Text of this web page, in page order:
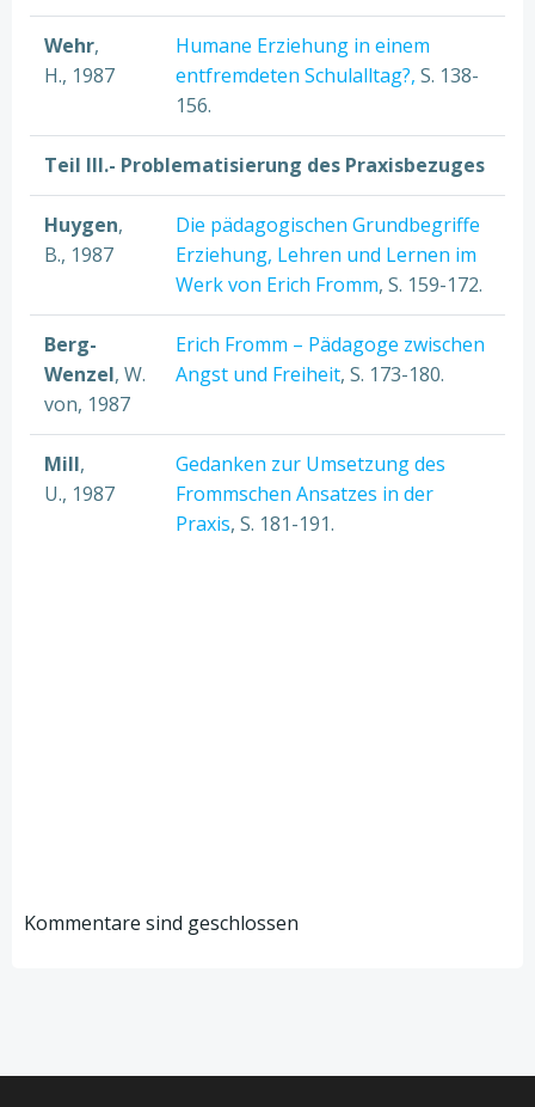
Wehr,
H., 1987
Humane Erziehung in einem
entfremdeten Schulalltag?, S. 138-
156.
Teil III.- Problematisierung des Praxisbezuges
Huygen,
B., 1987
Die pädagogischen Grundbegriffe
Erziehung, Lehren und Lernen im
Werk von Erich Fromm, S. 159-172.
Berg-
Wenzel, W.
von, 1987
Erich Fromm – Pädagoge zwischen
Angst und Freiheit, S. 173-180.
Mill,
U., 1987
Gedanken zur Umsetzung des
Frommschen Ansatzes in der
Praxis, S. 181-191.
Kommentare sind geschlossen